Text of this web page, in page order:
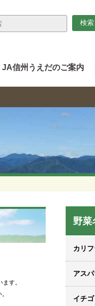
JA信州うえだのご案内
す。
野菜
カリ
アス
イチゴ